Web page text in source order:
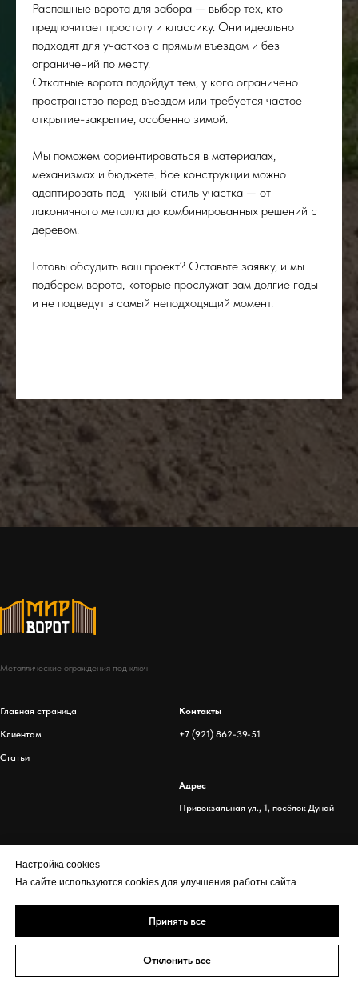
Распашные ворота для забора — выбор тех, кто
предпочитает простоту и классику. Они идеально
подходят для участков с прямым въездом и без
ограничений по месту.
Откатные ворота подойдут тем, у кого ограничено
пространство перед въездом или требуется частое
открытие-закрытие, особенно зимой.
Мы поможем сориентироваться в материалах,
механизмах и бюджете. Все конструкции можно
адаптировать под нужный стиль участка — от
лаконичного металла до комбинированных решений с
деревом.
Готовы обсудить ваш проект? Оставьте заявку, и мы
подберем ворота, которые прослужат вам долгие годы
и не подведут в самый неподходящий момент.
Металлические ограждения под ключ
Главная страница
Клиентам
Статьи
Контакты
+7 (921) 862-39-51
Адрес
Привокзальная ул., 1, посёлок Дунай
Настройка cookies
На сайте используются cookies для улучшения работы сайта
Принять все
Отклонить все